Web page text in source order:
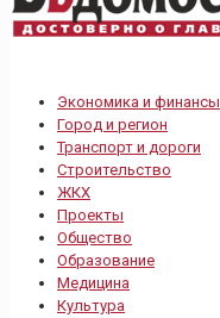
Экономика и финансы
Город и регион
Транспорт и дороги
Строительство
ЖКХ
Проекты
Общество
Образование
Медицина
Культура